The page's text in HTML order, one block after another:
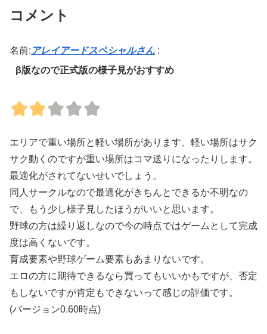
コメント
名前: アレイアードスペシャルさん :
β版なので正式版の様子見がおすすめ
エリアで重い場所と軽い場所があります、軽い場所はサク
サク動くのですが重い場所はコマ送りになったりします。
最適化がされてないせいでしょう。
同人サークルなので最適化がきちんとできるか不明なの
で、もう少し様子見したほうがいいと思います。
野球の方は繰り返しなので今の時点ではゲームとして完成
度は高くないです。
育成要素や野球ゲーム要素もあまりないです。
エロの方に期待できるなら買ってもいいかもですが、否定
もしないですが肯定もできないって感じの評価です。
(バージョン0.60時点)